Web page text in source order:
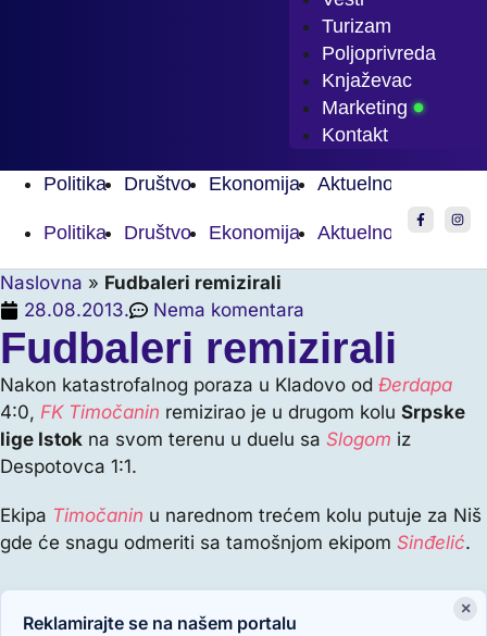
Turizam
Poljoprivreda
Knjaževac
Marketing
Kontakt
Politika Društvo Ekonomija Aktuelnosti
Politika Društvo Ekonomija Aktuelnosti Sport
Naslovna » Fudbaleri remizirali
28.08.2013.
Nema komentara
Fudbaleri remizirali
Nakon katastrofalnog poraza u Kladovo od Đerdapa
4:0, FK Timočanin remizirao je u drugom kolu Srpske
lige Istok na svom terenu u duelu sa Slogom iz
Despotovca 1:1.
Ekipa Timočanin u narednom trećem kolu putuje za Niš
gde će snagu odmeriti sa tamošnjom ekipom Sinđelić.
×
Reklamirajte se na našem portalu